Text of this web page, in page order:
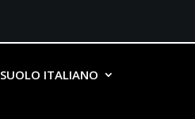
SUOLO ITALIANO